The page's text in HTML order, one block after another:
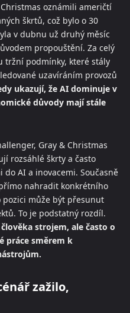
oznámili američtí
škrtů, což bylo o 30
v dubnu už druhý měsíc
propouštění. Za celý
tržní podmínky, které stály
uzavíráním provozů
ukazují, že AI dominuje v
důvody mají stále
Gray & Christmas
rozsáhlé škrty a často
AI a inovacemi. Současně
nahradit konkrétního
pozici může být přesunut
To je podstatný rozdíl.
strojem, ale často o
práce směrem k
zažilo,